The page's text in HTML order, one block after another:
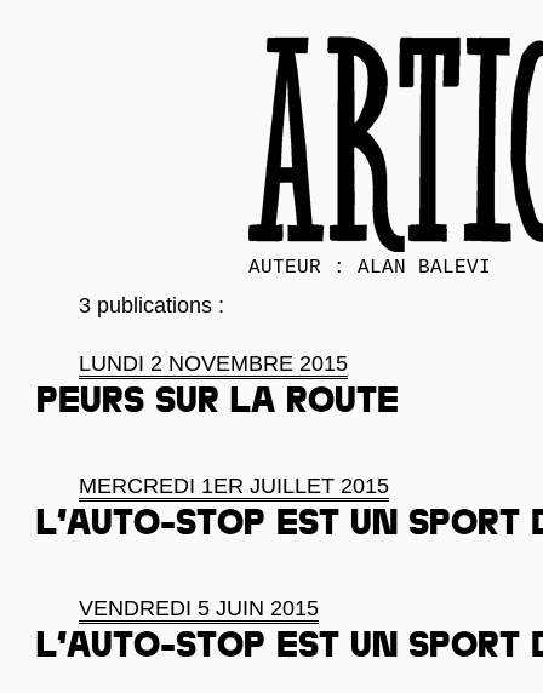
AUTEUR : ALAN BALEVI
3 publications :
LUNDI 2 NOVEMBRE 2015
Peurs sur la route
MERCREDI 1ER JUILLET 2015
L’auto-stop est un sport
VENDREDI 5 JUIN 2015
L’auto-stop est un sport